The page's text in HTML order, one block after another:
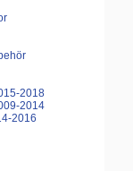
2018
2014
2016